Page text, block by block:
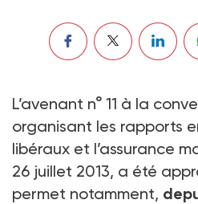
L’avenant n° 11 à la
organisant les rapports
libéraux et l’assurance
26 juillet 2013, a été
permet notamment,